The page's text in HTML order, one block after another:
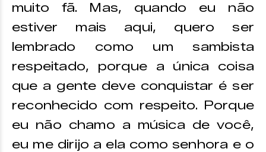
muito fã. Mas, quando eu não
estiver mais aqui, quero ser
lembrado como um sambista
respeitado, porque a única coisa
que a gente deve conquistar é ser
reconhecido com respeito. Porque
eu não chamo a música de você,
eu me dirijo a ela como senhora e o